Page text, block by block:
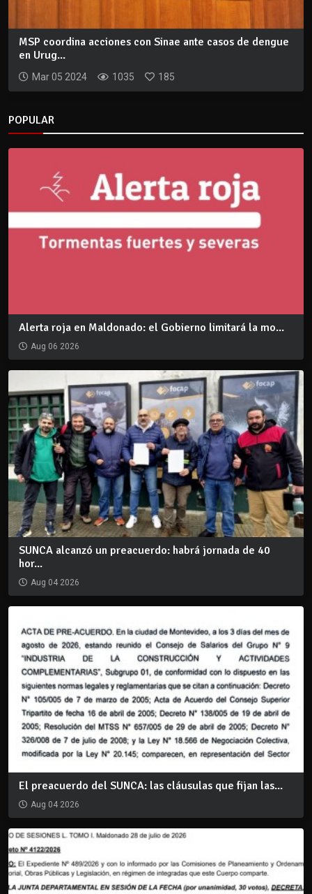
MSP coordina acciones con Sinae ante casos de dengue
en Urug...
Mar 05 2024 1035 185
POPULAR
Alerta roja en Maldonado: el Gobierno limitará la mo...
Aug 06 2026
SUNCA alcanzó un preacuerdo: habrá jornada de 40
hor...
Aug 04 2026
El preacuerdo del SUNCA: las cláusulas que fijan las...
Aug 04 2026